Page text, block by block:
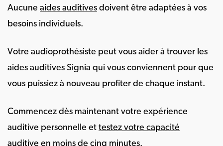
Aucune aides auditives doivent être adaptées à vos
besoins individuels.
Votre audioprothésiste peut vous aider à trouver les
aides auditives Signia qui vous conviennent pour que
vous puissiez à nouveau profiter de chaque instant.
Commencez dès maintenant votre expérience
auditive personnelle et testez votre capacité
auditive en moins de cinq minutes.